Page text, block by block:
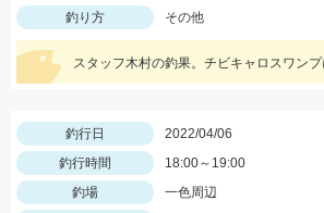
釣り方
その他
釣行日
2022/04/06
釣行時間
18:00～19:00
釣場
一色周辺